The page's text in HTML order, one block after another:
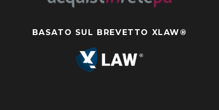
BASATO SUL BREVETTO XLAW®